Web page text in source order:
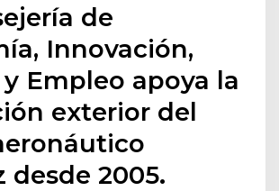
de
Innovación,
Empleo apoya la
exterior del
desde 2005.